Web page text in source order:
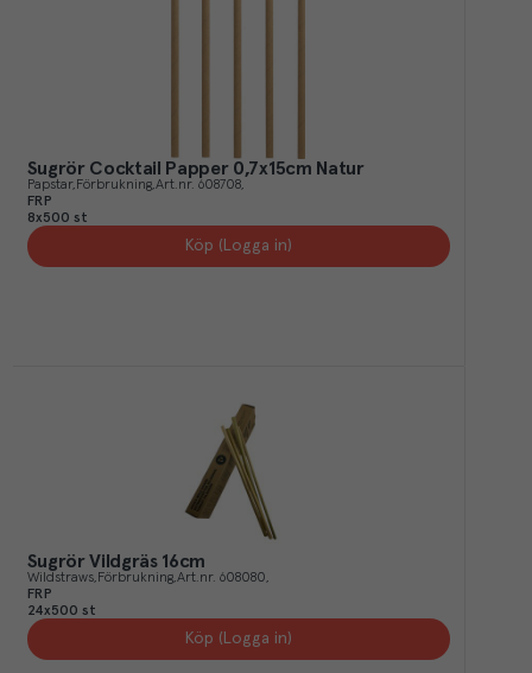
Sugrör Cocktail Papper 0,7x15cm Natur
Papstar Förbrukning Art.nr. 608708
FRP
8x500 st
Köp (Logga in)
Sugrör Vildgräs 16cm
Wildstraws Förbrukning Art.nr. 608080
FRP
24x500 st
Köp (Logga in)